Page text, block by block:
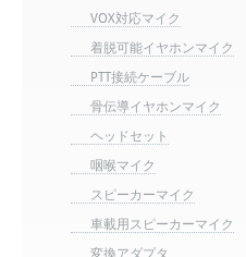
VOX対応マイク
着脱可能イヤホンマイク
PTT接続ケーブル
骨伝導イヤホンマイク
ヘッドセット
咽喉マイク
スピーカーマイク
車載用スピーカーマイク